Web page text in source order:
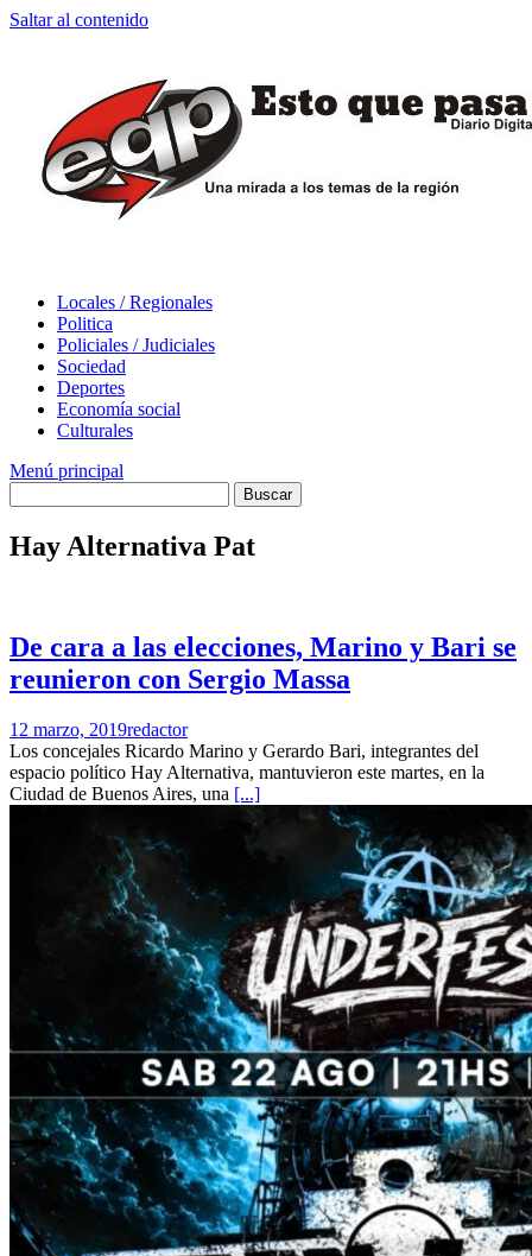
Saltar al contenido
Locales / Regionales
Politica
Policiales / Judiciales
Sociedad
Deportes
Economía social
Culturales
Menú principal
Hay Alternativa Pat
De cara a las elecciones, Marino y Bari se
reunieron con Sergio Massa
12 marzo, 2019redactor
Los concejales Ricardo Marino y Gerardo Bari, integrantes del
espacio político Hay Alternativa, mantuvieron este martes, en la
Ciudad de Buenos Aires, una [...]